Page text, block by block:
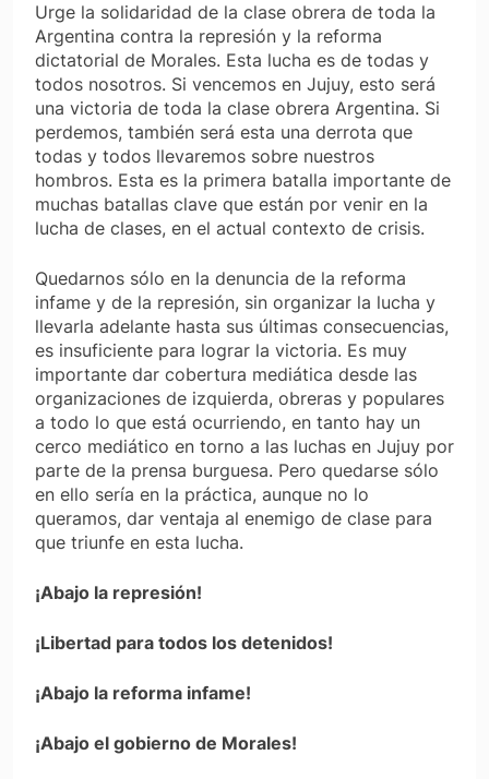
Urge la solidaridad de la clase obrera de toda la
Argentina contra la represión y la reforma
dictatorial de Morales. Esta lucha es de todas y
todos nosotros. Si vencemos en Jujuy, esto será
una victoria de toda la clase obrera Argentina. Si
perdemos, también será esta una derrota que
todas y todos llevaremos sobre nuestros
hombros. Esta es la primera batalla importante de
muchas batallas clave que están por venir en la
lucha de clases, en el actual contexto de crisis.
Quedarnos sólo en la denuncia de la reforma
infame y de la represión, sin organizar la lucha y
llevarla adelante hasta sus últimas consecuencias,
es insuficiente para lograr la victoria. Es muy
importante dar cobertura mediática desde las
organizaciones de izquierda, obreras y populares
a todo lo que está ocurriendo, en tanto hay un
cerco mediático en torno a las luchas en Jujuy por
parte de la prensa burguesa. Pero quedarse sólo
en ello sería en la práctica, aunque no lo
queramos, dar ventaja al enemigo de clase para
que triunfe en esta lucha.
¡Abajo la represión!
¡Libertad para todos los detenidos!
¡Abajo la reforma infame!
¡Abajo el gobierno de Morales!